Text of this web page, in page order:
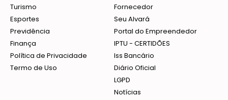
Turismo
Esportes
Previdência
Finança
Política de Privacidade
Termo de Uso
Fornecedor
Seu Alvará
Portal do Empreendedor
IPTU - CERTIDÕES
Iss Bancário
Diário Oficial
LGPD
Notícias